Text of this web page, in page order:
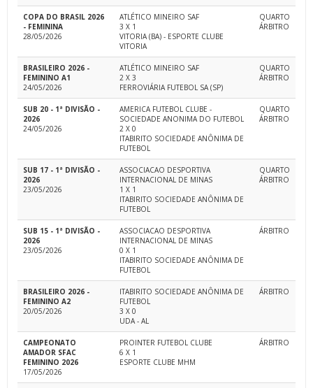
COPA DO BRASIL 2026
- FEMININA
28/05/2026
ATLÉTICO MINEIRO SAF
3 X 1
VITORIA (BA) - ESPORTE CLUBE
VITORIA
QUARTO
ÁRBITRO
BRASILEIRO 2026 -
FEMININO A1
24/05/2026
ATLÉTICO MINEIRO SAF
2 X 3
FERROVIÁRIA FUTEBOL SA (SP)
QUARTO
ÁRBITRO
SUB 20 - 1ª DIVISÃO -
2026
24/05/2026
AMERICA FUTEBOL CLUBE -
SOCIEDADE ANONIMA DO FUTEBOL
2 X 0
ITABIRITO SOCIEDADE ANÔNIMA DE
FUTEBOL
QUARTO
ÁRBITRO
SUB 17 - 1ª DIVISÃO -
2026
23/05/2026
ASSOCIACAO DESPORTIVA
INTERNACIONAL DE MINAS
1 X 1
ITABIRITO SOCIEDADE ANÔNIMA DE
FUTEBOL
QUARTO
ÁRBITRO
SUB 15 - 1ª DIVISÃO -
2026
23/05/2026
ASSOCIACAO DESPORTIVA
INTERNACIONAL DE MINAS
0 X 1
ITABIRITO SOCIEDADE ANÔNIMA DE
FUTEBOL
ÁRBITRO
BRASILEIRO 2026 -
FEMININO A2
20/05/2026
ITABIRITO SOCIEDADE ANÔNIMA DE
FUTEBOL
3 X 0
UDA - AL
ÁRBITRO
CAMPEONATO
AMADOR SFAC
FEMININO 2026
17/05/2026
PROINTER FUTEBOL CLUBE
6 X 1
ESPORTE CLUBE MHM
ÁRBITRO